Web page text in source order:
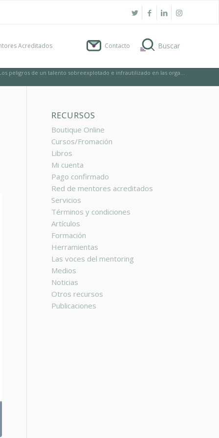
Acreditados Contacto
peligros de un talento sobreexplotado e infrautilizado en las orga...
RECURSOS
Boutique Online
Cursos/Fromación
Libros
Mi cuenta
Pago confirmado
Red de mentores acreditados
Servicios
Términos y condiciones
Artículos
Formación
Herramientas
Las voces del mentoring
Medios
Noticias
Otros recursos
Publicaciones